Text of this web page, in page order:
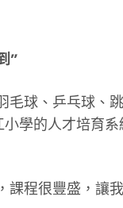
”
毛球、乒乓球
學的人才培育
課程很豐盛，讓